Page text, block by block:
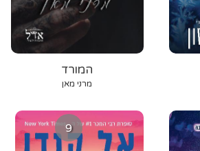
המורד
מרני מאן
9